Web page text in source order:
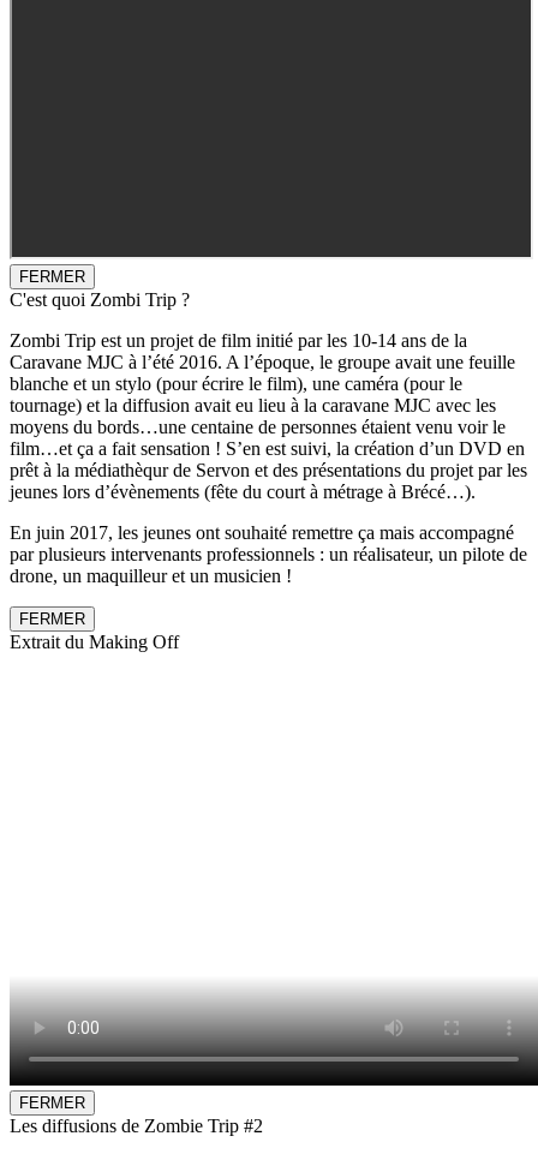
FERMER
C'est quoi Zombi Trip ?
Zombi Trip est un projet de film initié par les 10-14 ans de la
Caravane MJC à l’été 2016. A l’époque, le groupe avait une feuille
blanche et un stylo (pour écrire le film), une caméra (pour le
tournage) et la diffusion avait eu lieu à la caravane MJC avec les
moyens du bords…une centaine de personnes étaient venu voir le
film…et ça a fait sensation ! S’en est suivi, la création d’un DVD en
prêt à la médiathèqur de Servon et des présentations du projet par les
jeunes lors d’évènements (fête du court à métrage à Brécé…).
En juin 2017, les jeunes ont souhaité remettre ça mais accompagné
par plusieurs intervenants professionnels : un réalisateur, un pilote de
drone, un maquilleur et un musicien !
FERMER
Extrait du Making Off
FERMER
Les diffusions de Zombie Trip #2